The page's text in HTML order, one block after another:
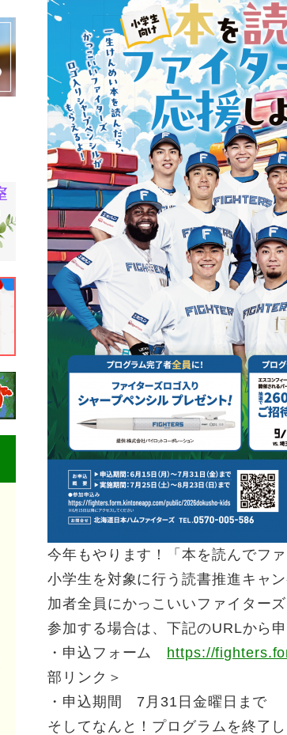
今年もやります！「本を読んでフ
小学生を対象に行う読書推進キャ
加者全員にかっこいいファイター
参加する場合は、下記のURLから
・申込フォーム https://
部リンク＞
・申込期間 7月31日金曜日まで
そしてなんと！プログラムを終了